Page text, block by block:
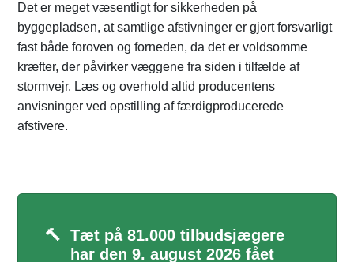
Det er meget væsentligt for sikkerheden på
byggepladsen, at samtlige afstivninger er gjort forsvarligt
fast både foroven og forneden, da det er voldsomme
kræfter, der påvirker væggene fra siden i tilfælde af
stormvejr. Læs og overhold altid producentens
anvisninger ved opstilling af færdigproducerede
afstivere.
🔨 Tæt på 81.000 tilbudsjægere
har den 9. august 2026 fået